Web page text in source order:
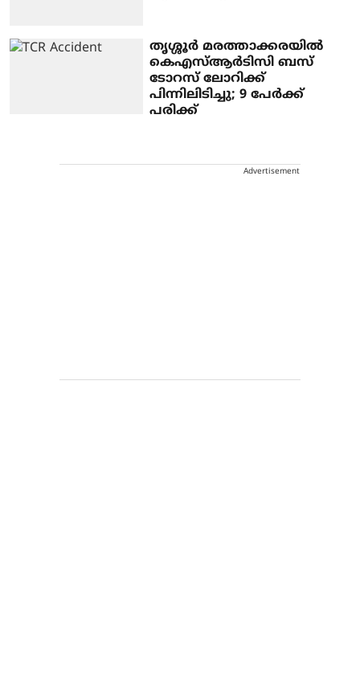
തൃശ്ശൂർ മരത്താക്കരയിൽ
കെഎസ്ആർടിസി ബസ്
ടോറസ് ലോറിക്ക്
പിന്നിലിടിച്ചു; 9 പേർക്ക്
പരിക്ക്
Advertisement